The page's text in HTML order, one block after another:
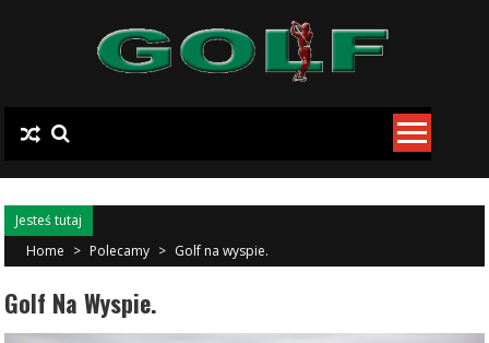
Jesteś tutaj
Home > Polecamy > Golf na wyspie.
Golf Na Wyspie.